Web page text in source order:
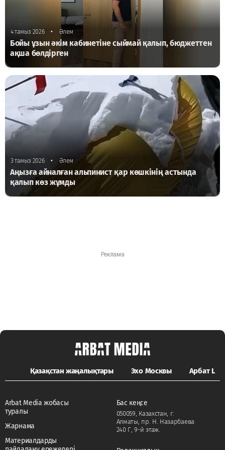
4 тамыз 2026 • Әлем
Бойы ұзын әкім кабинетіне сыймай қалып, бюджеттен
ақша бөлдірген
3 тамыз 2026 • Әлем
Аңызға айналған альпинист қар көшкінің астында
қалып көз жұмды
Қазақстан жаңалықтары Эхо Москвы Арбат LIFE
Arbat Media жобасы
туралы
Жарнама
Материалдарды
Бас кеңсе
050059, Казахстан, г.
Алматы, пр. Н. Назарбаева
240 Г, 9-й этаж.